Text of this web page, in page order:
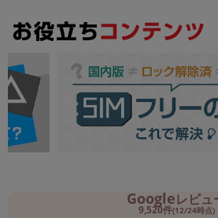
Googleレビュ
9,520件(12/24時点)